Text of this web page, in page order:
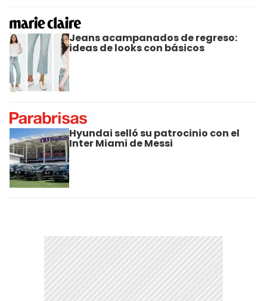
Jeans acampanados de regreso:
ideas de looks con básicos
Hyundai selló su patrocinio con el
Inter Miami de Messi